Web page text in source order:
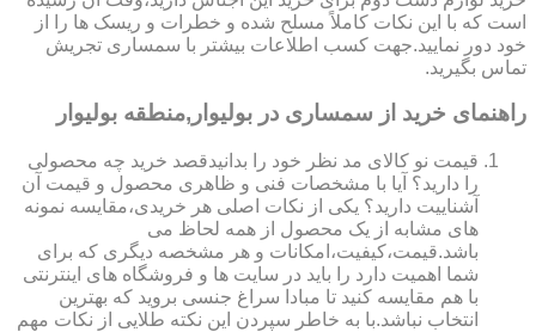
است که با این نکات کاملاً مسلح شده و خطرات و ریسک ها را از
خود دور نمایید.جهت کسب اطلاعات بیشتر با سمساری تجریش
تماس بگیرید.
راهنمای خرید از سمساری در بولیوار,منطقه بولیوار
قیمت نو کالای مد نظر خود را بدانیدقصد خرید چه محصولی
را دارید؟ آیا با مشخصات فنی و ظاهری محصول و قیمت آن
آشناییت دارید؟ یکی از نکات اصلی هر خریدی،مقایسه نمونه
های مشابه از یک محصول از همه لحاظ می
باشد.قیمت،کیفیت،امکانات و هر مشخصه دیگری که برای
شما اهمیت دارد را باید در سایت ها و فروشگاه های اینترنتی
با هم مقایسه کنید تا مبادا سراغ جنسی بروید که بهترین
انتخاب نباشد.با به خاطر سپردن این نکته طلایی از نکات مهم